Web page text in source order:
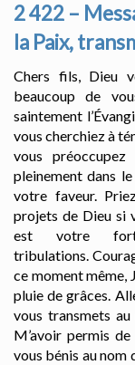
2 422 –
la Paix,
Chers fils, Dieu
beaucoup de
saintement
vous cherchiez à
vous
pleinement dans
votre faveur.
projets de Dieu si
est votre
tribulations.
ce moment même,
pluie de grâces.
vous transmets
M’avoir permis
vous bénis au nom